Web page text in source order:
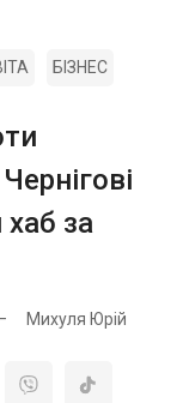
БІЗНЕС
за
Михуля Юрій